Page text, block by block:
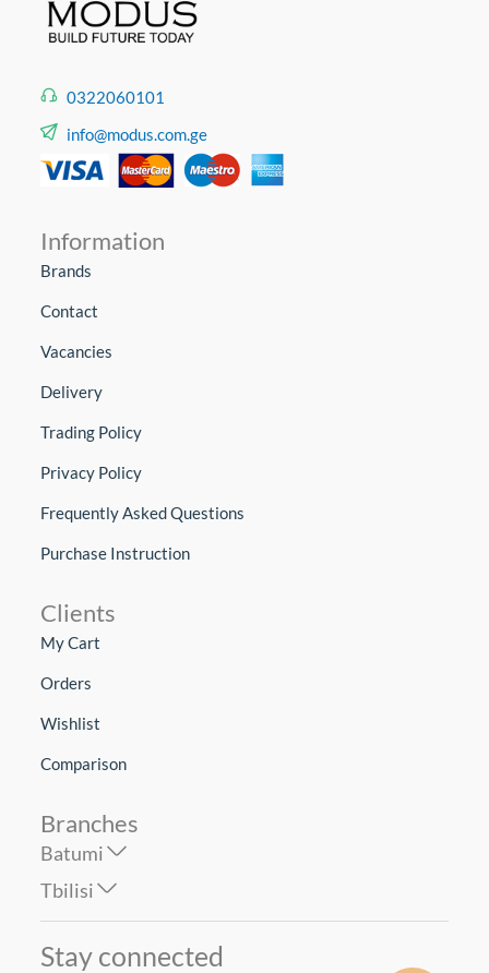
0322060101
info@modus.com.ge
Information
Brands
Contact
Vacancies
Delivery
Trading Policy
Privacy Policy
Frequently Asked Questions
Purchase Instruction
Clients
My Cart
Orders
Wishlist
Comparison
Branches
Batumi
Tbilisi
Stay connected